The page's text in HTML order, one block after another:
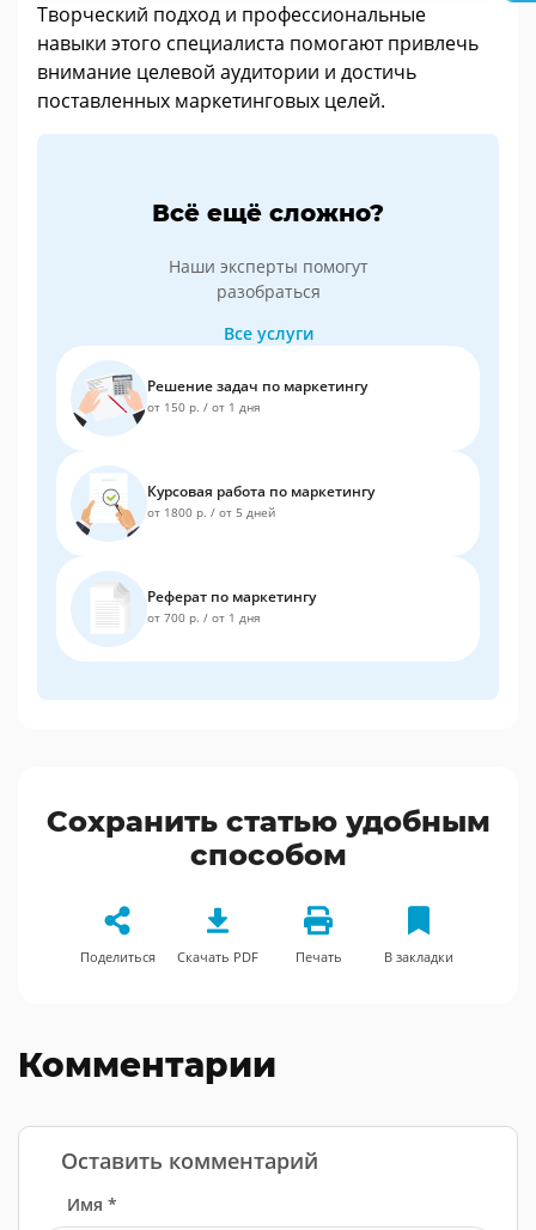
Творческий подход и профессиональные
навыки этого специалиста помогают привлечь
внимание целевой аудитории и достичь
поставленных маркетинговых целей.
Всё ещё сложно?
Наши эксперты помогут
разобраться
Все услуги
Решение задач по маркетингу
от 150 р. / от 1 дня
Курсовая работа по маркетингу
от 1800 р. / от 5 дней
Реферат по маркетингу
от 700 р. / от 1 дня
Сохранить статью удобным
способом
Поделиться Скачать PDF Печать В закладки
Комментарии
Оставить комментарий
Имя *